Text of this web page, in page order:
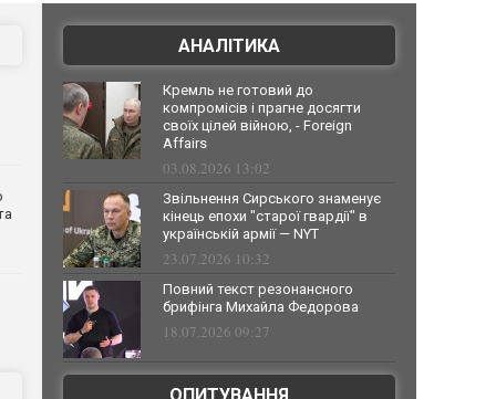
АНАЛІТИКА
Кремль не готовий до
компромісів і прагне досягти
своїх цілей війною, - Foreign
Affairs
03.08.2026 13:02
Звільнення Сирського знаменує
кінець епохи "старої гвардії" в
українській армії — NYT
23.07.2026 10:32
Повний текст резонансного
брифінга Михайла Федорова
18.07.2026 09:27